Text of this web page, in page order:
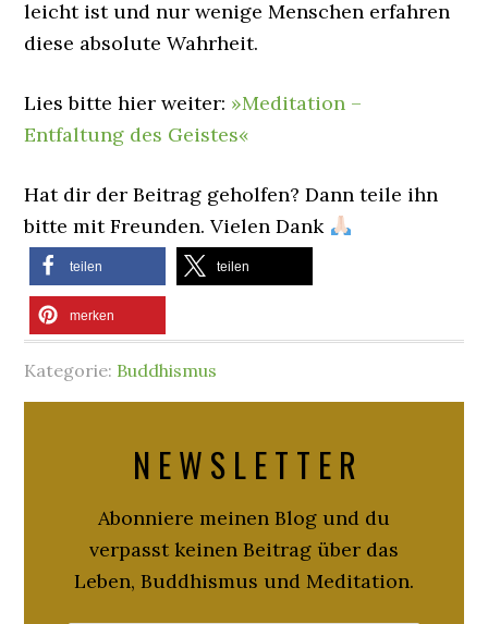
leicht ist und nur wenige Menschen erfahren
diese absolute Wahrheit.
Lies bitte hier weiter: »Meditation –
Entfaltung des Geistes«
Hat dir der Beitrag geholfen? Dann teile ihn
bitte mit Freunden. Vielen Dank
teilen teilen
merken
Kategorie: Buddhismus
N E W S L E T T E R
Abonniere meinen Blog und du
verpasst keinen Beitrag über das
Leben, Buddhismus und Meditation.